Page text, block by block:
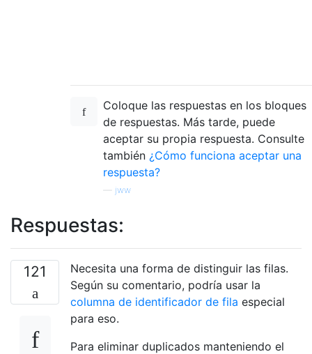
Coloque las respuestas en los bloques
de respuestas. Más tarde, puede
aceptar su propia respuesta. Consulte
también ¿Cómo funciona aceptar una
respuesta?
jww
Respuestas:
121
Necesita una forma de distinguir las filas.
Según su comentario, podría usar la
columna de identificador de fila especial
para eso.
Para eliminar duplicados manteniendo el